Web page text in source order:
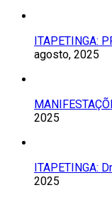
ITAPETINGA:
agosto, 2025
2025
ITAPETINGA:
2025